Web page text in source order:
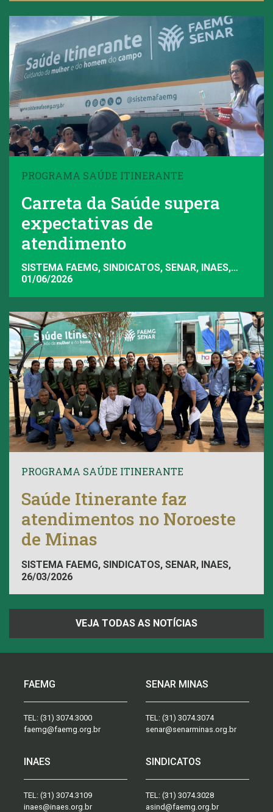
PROGRAMA SAÚDE ITINERANTE
Carreta da Saúde supera
expectativas de
atendimento
SISTEMA FAEMG, SINDICATOS, SENAR, INAES,
FAEMG
01/06/2026
PROGRAMA SAÚDE ITINERANTE
Saúde Itinerante faz
atendimentos no Noroeste
de Minas
SISTEMA FAEMG, SINDICATOS, SENAR, INAES,
FAEMG
26/03/2026
VEJA TODAS AS NOTÍCIAS
FAEMG
TEL: (31) 3074.3000
faemg@faemg.org.br
SENAR MINAS
TEL: (31) 3074.3074
senar@senarminas.org.br
INAES
TEL: (31) 3074.3109
inaes@inaes.org.br
SINDICATOS
TEL: (31) 3074.3028
asind@faemg.org.br